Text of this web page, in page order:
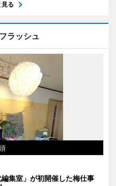
見る
ラッシュ
編集室」が初開催した梅仕事